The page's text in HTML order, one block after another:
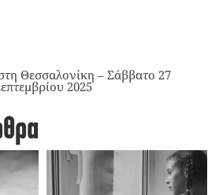
Θεσσαλονίκη – Σάββατο 27
2025